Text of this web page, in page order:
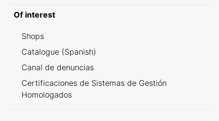
Of interest
Shops
Catalogue (Spanish)
Canal de denuncias
Certificaciones de Sistemas de Gestión
Homologados